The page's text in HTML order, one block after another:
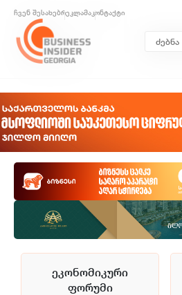
ჩვენ შესახებრეკლამაკონტაქტი
ეკონომიკური
ფორუმი